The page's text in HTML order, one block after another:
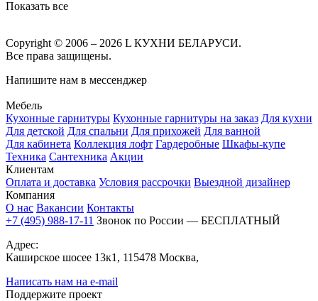
Показать все
Copyright © 2006 – 2026 L КУХНИ БЕЛАРУСИ.
Все права защищены.
Напишите нам в мессенджер
Мебель
Кухонные гарнитуры Кухонные гарнитуры на заказ Для кухни
Для детской Для спальни Для прихожей Для ванной
Для кабинета Коллекция лофт Гардеробные Шкафы-купе
Техника Сантехника Акции
Клиентам
Оплата и доставка Условия рассрочки Выездной дизайнер
Компания
О нас Вакансии Контакты
+7 (495) 988-17-11 Звонок по России — БЕСПЛАТНЫЙ
Адрес:
Каширское шосее 13к1, 115478 Москва,
Написать нам на e-mail
Поддержите проект